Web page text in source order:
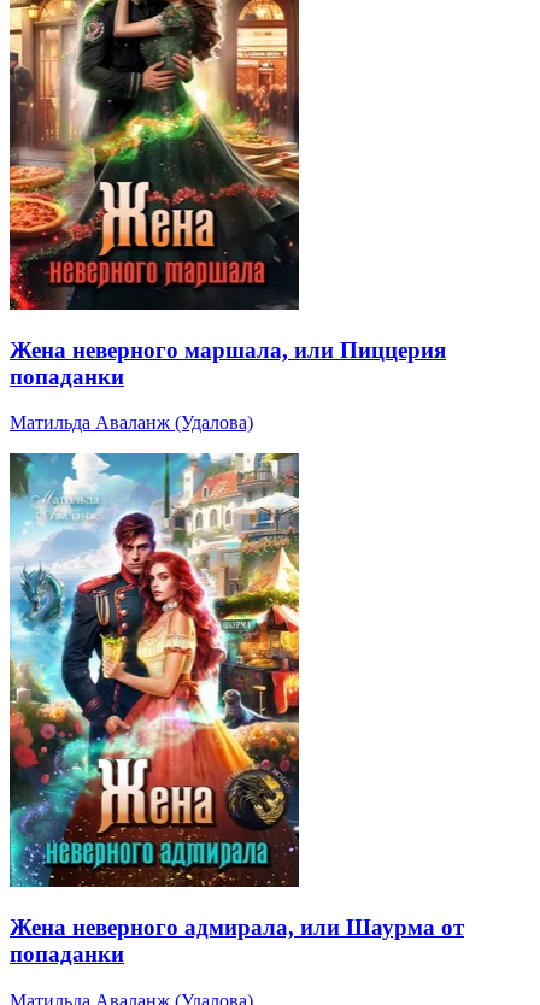
Жена неверного маршала, или Пиццерия
попаданки
Матильда Аваланж (Удалова)
Жена неверного адмирала, или Шаурма от
попаданки
Матильда Аваланж (Удалова)